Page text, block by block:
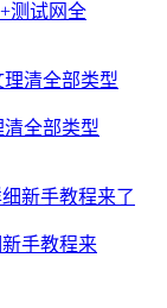
测试网全
清全部类型
手教程来